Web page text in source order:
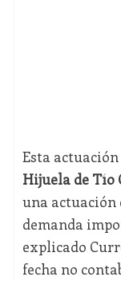
Esta
Hijuela de
una actuación
demanda
explicado
fecha no